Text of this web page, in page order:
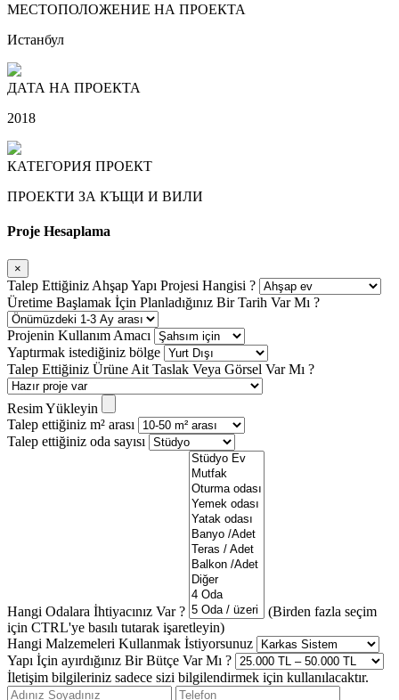
МЕСТОПОЛОЖЕНИЕ НА ПРОЕКТА
Истанбул
ДАТА НА ПРОЕКТА
2018
КАТЕГОРИЯ ПРОЕКТ
ПРОЕКТИ ЗА КЪЩИ И ВИЛИ
Proje Hesaplama
×
Talep Ettiğiniz Ahşap Yapı Projesi Hangisi ?
Üretime Başlamak İçin Planladığınız Bir Tarih Var Mı ?
Projenin Kullanım Amacı
Yaptırmak istediğiniz bölge
Talep Ettiğiniz Ürüne Ait Taslak Veya Görsel Var Mı ?
Resim Yükleyin
Talep ettiğiniz m² arası
Talep ettiğiniz oda sayısı
Hangi Odalara İhtiyacınız Var ?
(Birden fazla seçim
için CTRL'ye basılı tutarak işaretleyin)
Hangi Malzemeleri Kullanmak İstiyorsunuz
Yapı İçin ayırdığınız Bir Bütçe Var Mı ?
İletişim bilgileriniz sadece sizi bilgilendirmek için kullanılacaktır.